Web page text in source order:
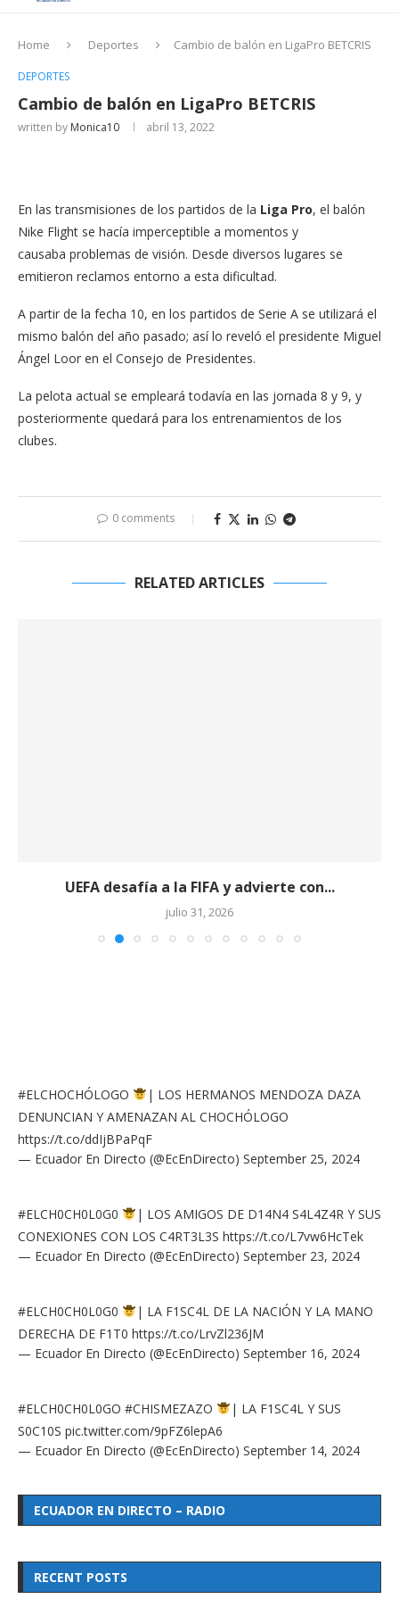
Home Deportes Cambio de balón en LigaPro BETCRIS
DEPORTES
Cambio de balón en LigaPro BETCRIS
written by Monica10 abril 13, 2022
En las transmisiones de los partidos de la Liga Pro, el balón
Nike Flight se hacía imperceptible a momentos y
causaba problemas de visión. Desde diversos lugares se
emitieron reclamos entorno a esta dificultad.
A partir de la fecha 10, en los partidos de Serie A se utilizará el
mismo balón del año pasado; así lo reveló el presidente Miguel
Ángel Loor en el Consejo de Presidentes.
La pelota actual se empleará todavía en las jornada 8 y 9, y
posteriormente quedará para los entrenamientos de los
clubes.
0 comments
RELATED ARTICLES
UEFA desafía a la FIFA y advierte con...
julio 31, 2026
#ELCHOCHÓLOGO
| LOS HERMANOS MENDOZA DAZA
DENUNCIAN Y AMENAZAN AL CHOCHÓLOGO
https://t.co/ddIjBPaPqF
— Ecuador En Directo (@EcEnDirecto) September 25, 2024
#ELCH0CH0L0G0
| LOS AMIGOS DE D14N4 S4L4Z4R Y SUS
CONEXIONES CON LOS C4RT3L3S https://t.co/L7vw6HcTek
— Ecuador En Directo (@EcEnDirecto) September 23, 2024
#ELCH0CH0L0G0
| LA F1SC4L DE LA NACIÓN Y LA MANO
DERECHA DE F1T0 https://t.co/LrvZl236JM
— Ecuador En Directo (@EcEnDirecto) September 16, 2024
#ELCH0CH0L0GO #CHISMEZAZO
| LA F1SC4L Y SUS
S0C10S pic.twitter.com/9pFZ6lepA6
— Ecuador En Directo (@EcEnDirecto) September 14, 2024
ECUADOR EN DIRECTO – RADIO
RECENT POSTS